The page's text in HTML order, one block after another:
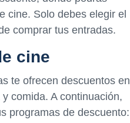
cine. Solo debes elegir el
comprar tus entradas.
cine
te ofrecen descuentos en
comida. A continuación,
programas de descuento: